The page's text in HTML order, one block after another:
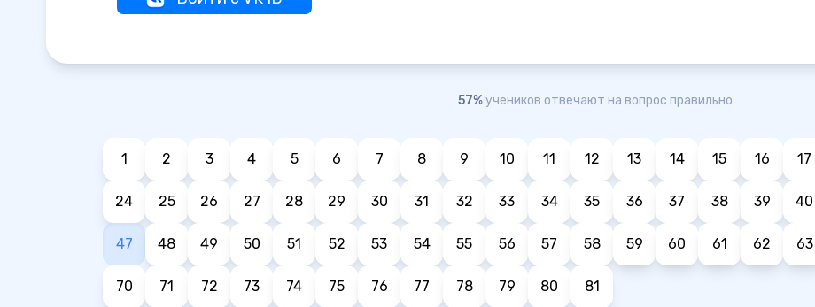
57%учеников отвечают на вопрос правильно
1 2 3 4 5 6 7 8 9 10 11 12 13 14 15 16 17
24 25 26 27 28 29 30 31 32 33 34 35 36 37 38 39 40
47 48 49 50 51 52 53 54 55 56 57 58 59 60 61 62 63
70 71 72 73 74 75 76 77 78 79 80 81